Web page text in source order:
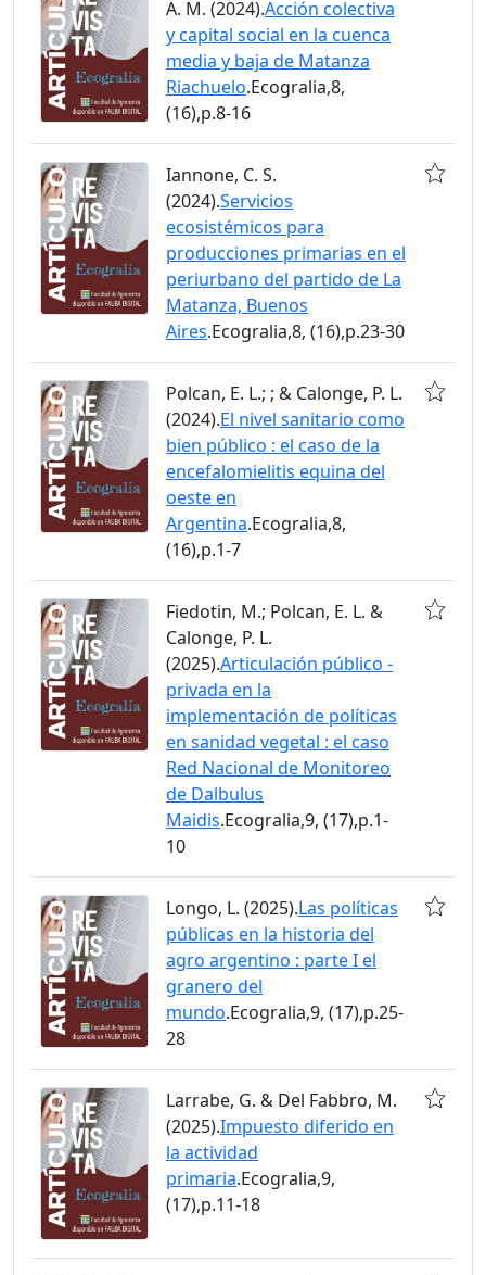
A. M. (2024).Acción colectiva
y capital social en la cuenca
media y baja de Matanza
Riachuelo.Ecogralia,8,
(16),p.8-16
Iannone, C. S.
(2024).Servicios
ecosistémicos para
producciones primarias en el
periurbano del partido de La
Matanza, Buenos
Aires.Ecogralia,8, (16),p.23-30
Polcan, E. L.; ; & Calonge, P. L.
(2024).El nivel sanitario como
bien público : el caso de la
encefalomielitis equina del
oeste en
Argentina.Ecogralia,8,
(16),p.1-7
Fiedotin, M.; Polcan, E. L. &
Calonge, P. L.
(2025).Articulación público -
privada en la
implementación de políticas
en sanidad vegetal : el caso
Red Nacional de Monitoreo
de Dalbulus
Maidis.Ecogralia,9, (17),p.1-
10
Longo, L. (2025).Las políticas
públicas en la historia del
agro argentino : parte I el
granero del
mundo.Ecogralia,9, (17),p.25-
28
Larrabe, G. & Del Fabbro, M.
(2025).Impuesto diferido en
la actividad
primaria.Ecogralia,9,
(17),p.11-18